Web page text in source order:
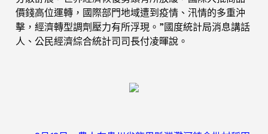
價錢高位運轉，國際部門地域遭到疫情、汛情的多重沖
擊，經濟轉型調劑壓力有所浮現。”國度統計局消息講話
人、公民經濟綜合統計司司長付凌暉說。